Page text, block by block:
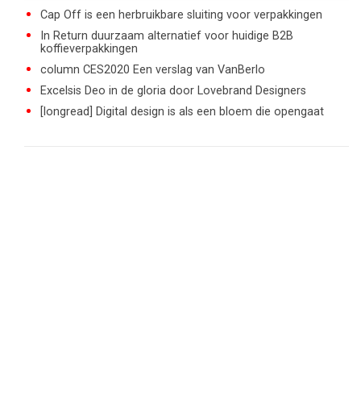
Cap Off is een herbruikbare sluiting voor verpakkingen
In Return duurzaam alternatief voor huidige B2B
koffieverpakkingen
column CES2020 Een verslag van VanBerlo
Excelsis Deo in de gloria door Lovebrand Designers
[longread] Digital design is als een bloem die opengaat